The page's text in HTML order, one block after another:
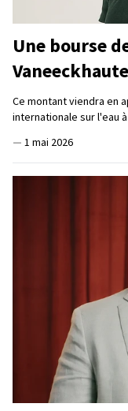
Une bourse
Vaneeckhaute
Ce montant viendra en
internationale sur l'eau
— 1 mai 2026